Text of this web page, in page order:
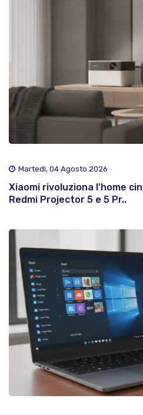
Martedì, 04 Agosto 2026
Xiaomi rivoluziona l'home
Redmi Projector 5 e 5 Pr..